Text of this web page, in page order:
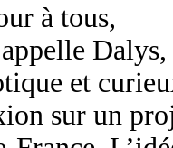
à tous,
et
sur un